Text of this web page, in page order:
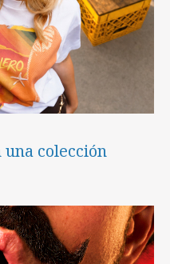
colección